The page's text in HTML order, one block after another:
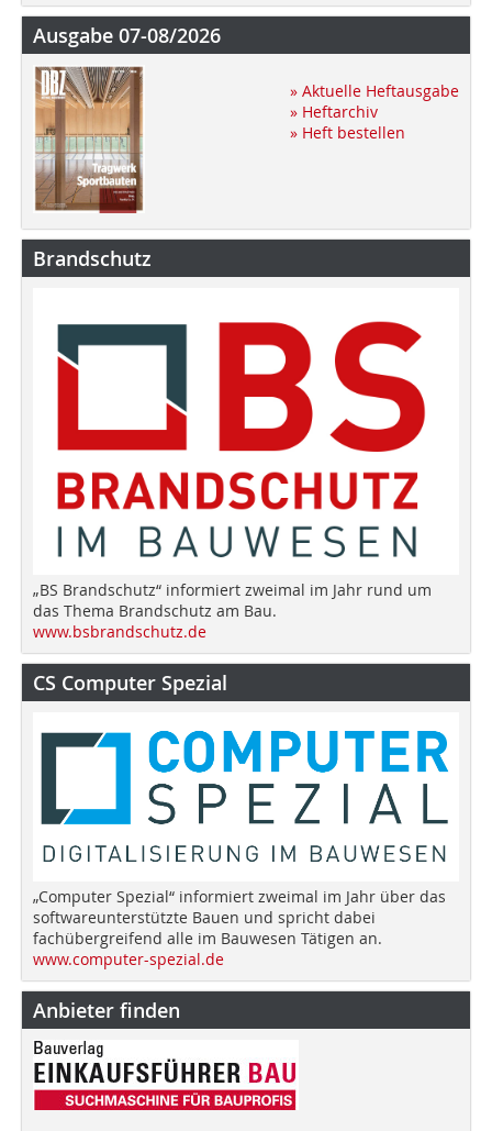
Ausgabe 07-08/2026
» Aktuelle Heftausgabe
» Heftarchiv
» Heft bestellen
Brandschutz
„BS Brandschutz“ informiert zweimal im Jahr rund um
das Thema Brandschutz am Bau.
www.bsbrandschutz.de
CS Computer Spezial
„Computer Spezial“ informiert zweimal im Jahr über das
softwareunterstützte Bauen und spricht dabei
fachübergreifend alle im Bauwesen Tätigen an.
www.computer-spezial.de
Anbieter finden